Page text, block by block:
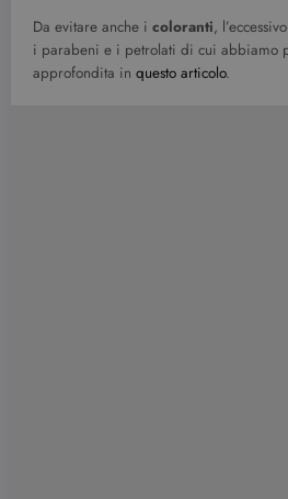
Da evitare anche i coloranti,
i parabeni e i petrolati di cui abbiamo
approfondita in questo articolo.